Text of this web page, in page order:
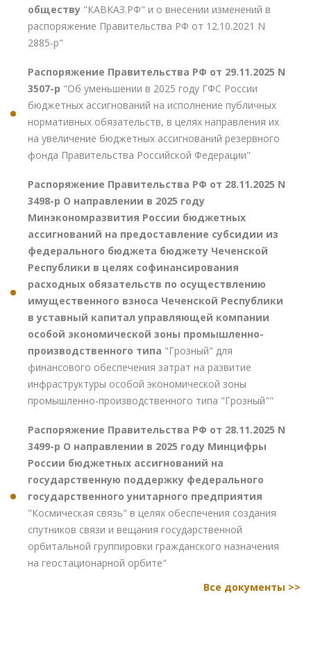
обществу "КАВКАЗ.РФ" и о внесении изменений в
распоряжение Правительства РФ от 12.10.2021 N
2885-р"
Распоряжение Правительства РФ от 29.11.2025 N
3507-р "Об уменьшении в 2025 году ГФС России
бюджетных ассигнований на исполнение публичных
нормативных обязательств, в целях направления их
на увеличение бюджетных ассигнований резервного
фонда Правительства Российской Федерации"
Распоряжение Правительства РФ от 28.11.2025 N
3498-р О направлении в 2025 году
Минэкономразвития России бюджетных
ассигнований на предоставление субсидии из
федерального бюджета бюджету Чеченской
Республики в целях софинансирования
расходных обязательств по осуществлению
имущественного взноса Чеченской Республики
в уставный капитал управляющей компании
особой экономической зоны промышленно-
производственного типа "Грозный" для
финансового обеспечения затрат на развитие
инфраструктуры особой экономической зоны
промышленно-производственного типа "Грозный""
Распоряжение Правительства РФ от 28.11.2025 N
3499-р О направлении в 2025 году Минцифры
России бюджетных ассигнований на
государственную поддержку федерального
государственного унитарного предприятия
"Космическая связь" в целях обеспечения создания
спутников связи и вещания государственной
орбитальной группировки гражданского назначения
на геостационарной орбите"
Все документы >>